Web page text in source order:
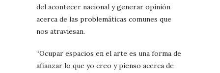
del acontecer nacional y generar opinión
acerca de las problemáticas comunes que
nos atraviesan.
“Ocupar espacios en el arte es una forma de
afianzar lo que yo creo y pienso acerca de